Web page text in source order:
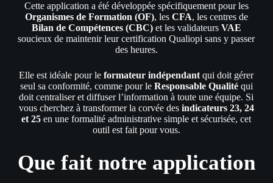
Cette application a été développée spécifiquement pour les
Organismes de Formation (OF), les CFA, les centres de
Bilan de Compétences (CBC)et les validateurs VAE
soucieux de maintenir leur certification Qualiopi sans y passer
des heures.
Elle est idéale pour leformateur indépendantqui doit gérer
seul sa conformité, comme pour le Responsable Qualitéqui
doit centraliser et diffuser l’information à toute une équipe. Si
vous cherchez à transformer la corvée des indicateurs 23, 24
et 25 en une formalité administrative simple et sécurisée, cet
outil est fait pour vous.
Que fait notre application